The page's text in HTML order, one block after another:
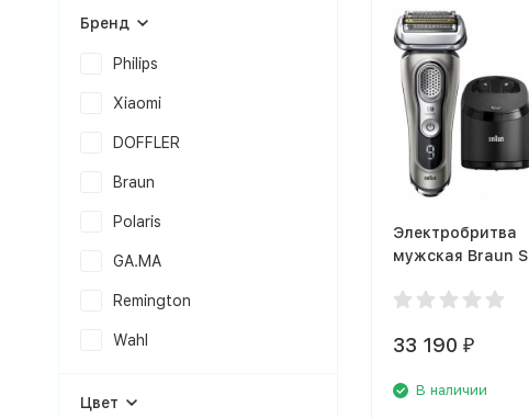
Электробритва
мужская Braun
33 190 ₽
В наличии
Бренд
Philips
Xiaomi
DOFFLER
Braun
Polaris
GA.MA
Remington
Wahl
Цвет